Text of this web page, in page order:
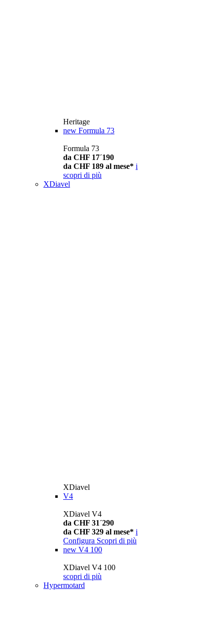
Heritage
new Formula 73
Formula 73
da CHF 17´190
da CHF 189 al mese* i
scopri di più
XDiavel
XDiavel
V4
XDiavel V4
da CHF 31´290
da CHF 329 al mese* i
Configura Scopri di più
new V4 100
XDiavel V4 100
scopri di più
Hypermotard